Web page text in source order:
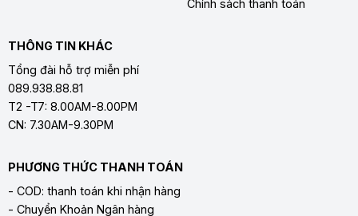
Chính sách thanh toán
THÔNG TIN KHÁC
Tổng đài hỗ trợ miễn phí
089.938.88.81
T2 -T7: 8.00AM-8.00PM
CN: 7.30AM-9.30PM
PHƯƠNG THỨC THANH TOÁN
- COD: thanh toán khi nhận hàng
- Chuyển Khoản Ngân hàng